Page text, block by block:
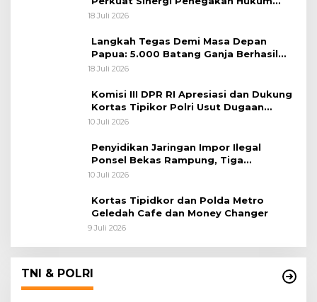
Lintas Negara
18 Juli 2026
Langkah Tegas Demi Masa Depan
Papua: 5.000 Batang Ganja Berhasil
Diungkap Koops TNI Habema
18 Juli 2026
Komisi III DPR RI Apresiasi dan Dukung
Kortas Tipikor Polri Usut Dugaan
Korupsi Batu Bara
10 Juli 2026
Penyidikan Jaringan Impor Ilegal
Ponsel Bekas Rampung, Tiga
Tersangka Sudah P-21 dan Satu Buron
10 Juli 2026
Kortas Tipidkor dan Polda Metro
Geledah Cafe dan Money Changer
9 Juli 2026
TNI & POLRI